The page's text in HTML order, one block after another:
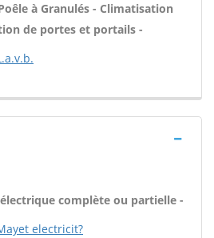
à Granulés - Climatisation
de portes et portails -
complète ou partielle -
electricit?